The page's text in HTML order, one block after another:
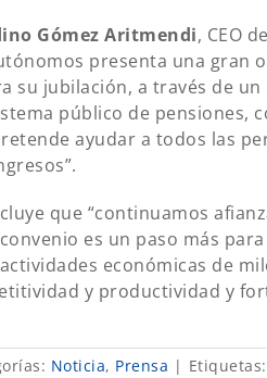
Gómez Aritmendi, CEO
presenta una gran
su jubilación, a través de
público de pensiones,
ayudar a todos las
que “continuamos
es un paso más
económicas de
y productividad y
Noticia, Prensa | Etiquetas: